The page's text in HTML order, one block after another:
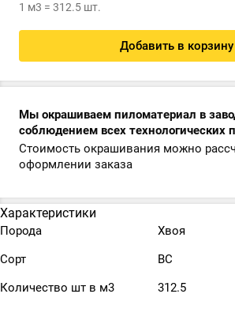
1 м3 = 312.5 шт.
Добавить в корзину
Мы окрашиваем пиломатериал в
соблюдением всех технологических
Стоимость окрашивания можно
оформлении заказа
Характеристики
Порода
Хвоя
Сорт
ВС
Количество шт в м3
312.5